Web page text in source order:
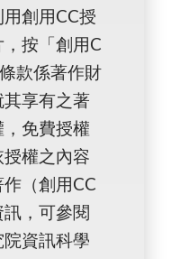
用創用CC授
按「創用C
款係著作財
其享有之著
免費授權
權之內容
（創用CC
訊，可參閱
院資訊科學